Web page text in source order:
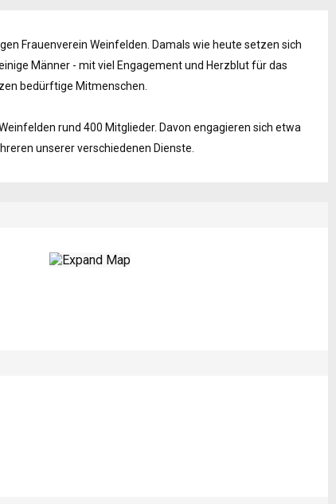
Frauenverein Weinfelden. Damals wie heute setzen sich
Männer - mit viel Engagement und Herzblut für das
bedürftige Mitmenschen.
rund 400 Mitglieder. Davon engagieren sich etwa
unserer verschiedenen Dienste.